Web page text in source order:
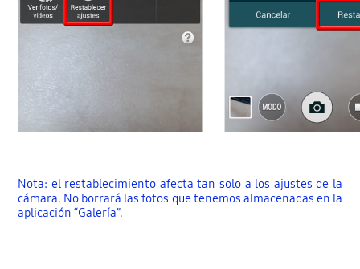
Nota: el restablecimiento afecta tan solo a los ajustes de la
cámara. No borrará las fotos que tenemos almacenadas en la
aplicación “Galería”.